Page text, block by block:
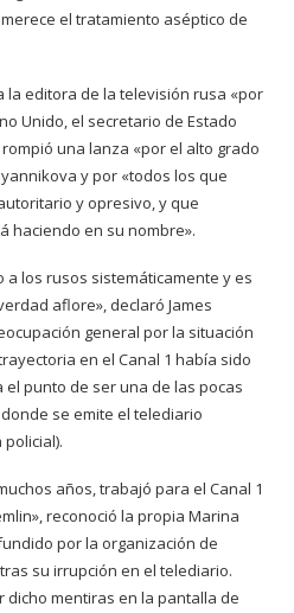
el tratamiento aséptico de
la editora de la televisión rusa «por
Unido, el secretario de Estado
una lanza «por el alto grado
y por «todos los que
y opresivo, y que
haciendo en su nombre».
a los rusos sistemáticamente y es
aflore», declaró James
general por la situación
en el Canal 1 había sido
punto de ser una de las pocas
se emite el telediario
años, trabajó para el Canal 1
reconoció la propia Marina
por la organización de
su irrupción en el telediario.
dicho mentiras en la pantalla de